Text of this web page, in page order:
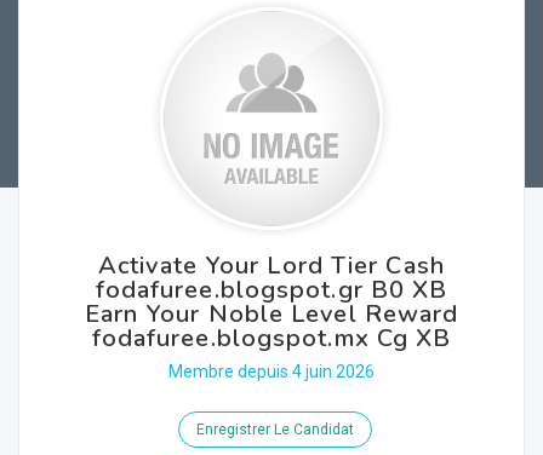
Activate Your Lord Tier Cash
fodafuree.blogspot.gr B0 XB
Earn Your Noble Level Reward
fodafuree.blogspot.mx Cg XB
Membre depuis 4 juin 2026
Enregistrer Le Candidat